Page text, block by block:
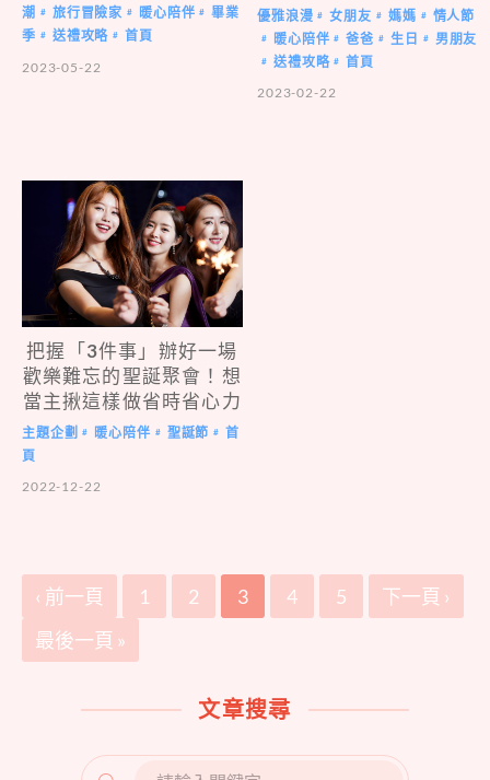
潮 # 旅行冒險家 # 暖心陪伴 #
畢業
季 # 送禮攻略 #
首頁
2023-05-22
優雅浪漫 # 女朋友 # 媽媽 # 情人節
# 暖心陪伴 # 爸爸 # 生日 # 男朋友
# 送禮攻略 #
首頁
2023-02-22
把握「3件事」辦好一場
歡樂難忘的聖誕聚會！想
當主揪這樣做省時省心力
主題企劃 # 暖心陪伴 # 聖誕節 #
首
頁
2022-12-22
‹ 前一頁 1 2 3 4 5
下一頁 ›
最後一頁 »
文章搜尋
SEARCH